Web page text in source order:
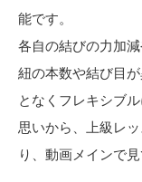
能です。
各自の結びの力加
紐の本数や結び目
となくフレキシブ
思いから、上級レ
り、動画メインで